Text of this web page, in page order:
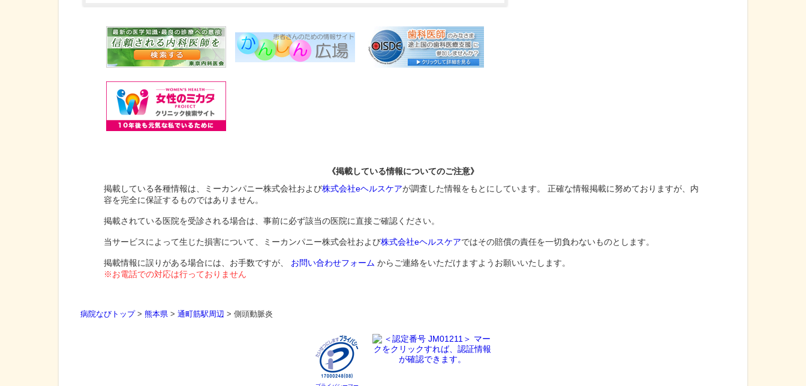
《掲載している情報についてのご注意》
掲載している各種情報は、ミーカンパニー株式会社および株式会社eヘルスケアが調査した情報をもとにしています。 正確な情報掲載に努めておりますが、内
容を完全に保証するものではありません。
掲載されている医院を受診される場合は、事前に必ず該当の医院に直接ご確認ください。
当サービスによって生じた損害について、ミーカンパニー株式会社および株式会社eヘルスケアではその賠償の責任を一切負わないものとします。
掲載情報に誤りがある場合には、お手数ですが、 お問い合わせフォーム からご連絡をいただけますようお願いいたします。
※お電話での対応は行っておりません
病院なびトップ> 熊本県 > 通町筋駅周辺 > 側頭動脈炎